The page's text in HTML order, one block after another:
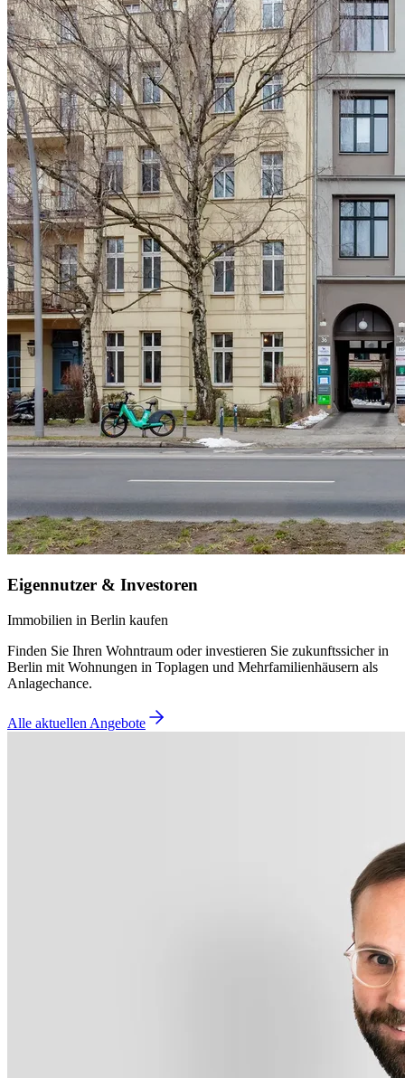
Eigennutzer & Investoren
Immobilien in Berlin kaufen
Finden Sie Ihren Wohntraum oder investieren Sie zukunftssicher in
Berlin mit Wohnungen in Toplagen und Mehrfamilienhäusern als
Anlagechance.
Alle aktuellen Angebote